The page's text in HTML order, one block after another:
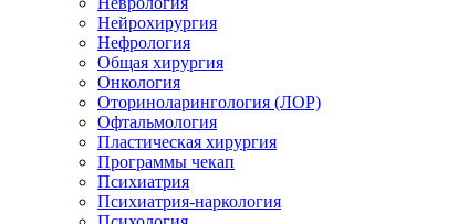
Нейрохирургия
Нефрология
Общая хирургия
Онкология
Оториноларингология (ЛОР)
Офтальмология
Пластическая хирургия
Программы чекап
Психиатрия
Психиатрия-наркология